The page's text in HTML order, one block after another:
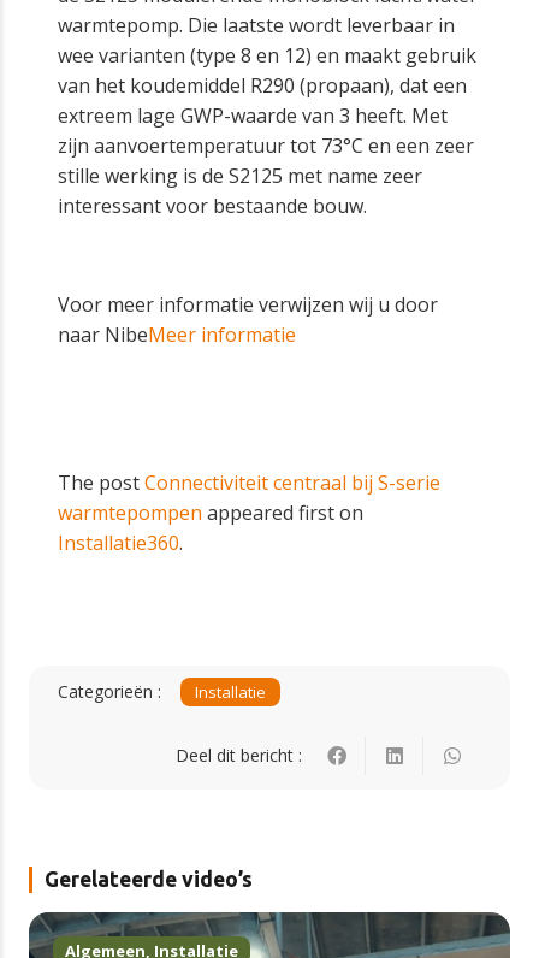
warmtepomp. Die laatste wordt leverbaar in
wee varianten (type 8 en 12) en maakt gebruik
van het koudemiddel R290 (propaan), dat een
extreem lage GWP-waarde van 3 heeft. Met
zijn aanvoertemperatuur tot 73°C en een zeer
stille werking is de S2125 met name zeer
interessant voor bestaande bouw.
Voor meer informatie verwijzen wij u door
naar NibeMeer informatie
The postConnectiviteit centraal bij S-serie
warmtepompen appeared first on
Installatie360.
Categorieën : Installatie
Deel dit bericht :
Gerelateerde video’s
Algemeen, Installatie